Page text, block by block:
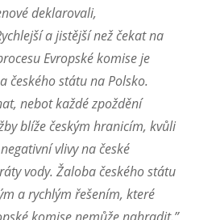
deklarovali,
a jistější než čekat na
Evropské komise je
českého státu na Polsko.
nebot každé zpoždění
blíže českým hranicím, kvůli
vlivy na české
vody. Žaloba českého státu
a rychlým řešením, které